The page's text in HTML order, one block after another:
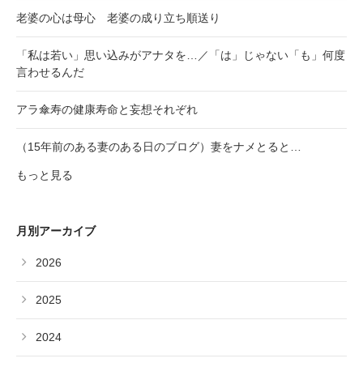
老婆の心は母心 老婆の成り立ち順送り
「私は若い」思い込みがアナタを…／「は」じゃない「も」何度
言わせるんだ
アラ傘寿の健康寿命と妄想それぞれ
（15年前のある妻のある日のブログ）妻をナメとると…
もっと見る
月別アーカイブ
2026
2025
2024